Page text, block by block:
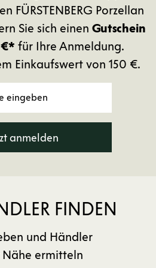
FÜRSTENBERG Porzellan
Sie sich einen Gutschein
€* für Ihre Anmeldung.
Einkaufswert von 150 €.
anmelden
FINDEN
und Händler
Nähe ermitteln